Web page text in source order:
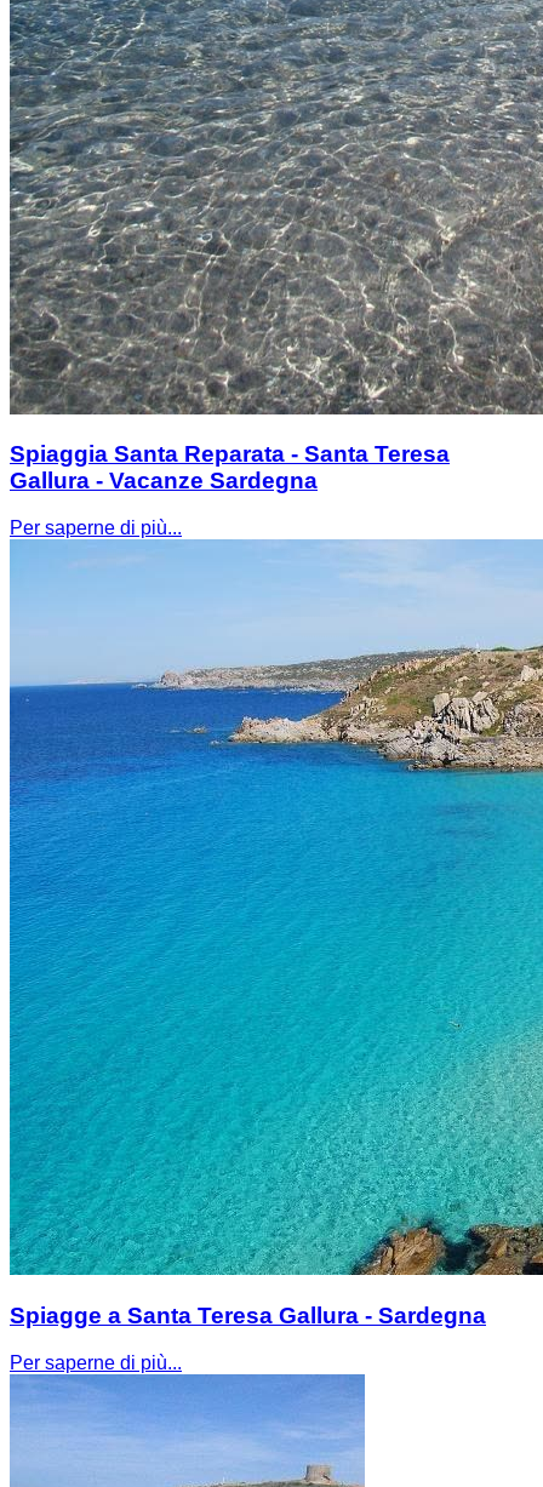
Spiaggia Santa Reparata - Santa Teresa
Gallura - Vacanze Sardegna
Per saperne di più...
Spiagge a Santa Teresa Gallura - Sardegna
Per saperne di più...